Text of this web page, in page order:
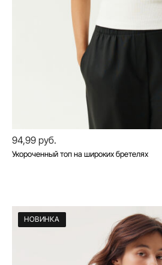
94,99 руб.
Укороченный топ на широких бретелях
НОВИНКА